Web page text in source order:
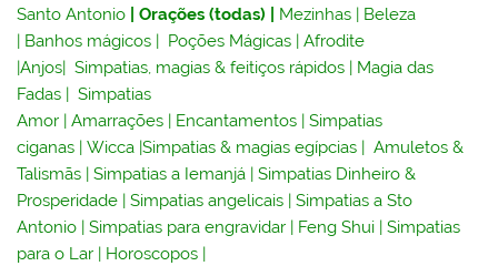
Santo Antonio
|Orações (todas) Mezinhas | Beleza
| Banhos mágicos | Poções Mágicas |Afrodite
|Anjos|Simpatias, magias & feitiços rápidos | Magia das
Fadas |Simpatias
Amor |Amarrações | Encantamentos |Simpatias
ciganas |Wicca |Simpatias & magias egípcias |Amuletos &
Talismãs |Simpatias a Iemanjá |Simpatias Dinheiro &
Prosperidade |Simpatias angelicais |Simpatias a Sto
Antonio |Simpatias para engravidar | Feng Shui |Simpatias
para o Lar | Horoscopos |